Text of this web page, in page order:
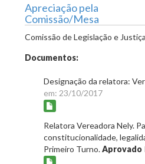
Apreciação pela
Comissão/Mesa
Comissão de Legislação e Justiça
Documentos:
Designação da relatora:
em: 23/10/2017
Relatora Vereadora Nely.
constitucionalidade,
Primeiro Turno.Aprovado